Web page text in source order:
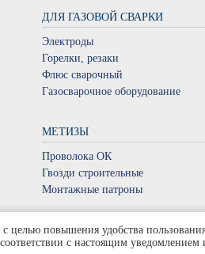
ДЛЯ ГАЗОВОЙ СВАРКИ
Электроды
Горелки, резаки
Флюс сварочный
Газосварочное оборудование
МЕТИЗЫ
Проволока ОК
Гвозди строительные
Монтажные патроны
целью повышения удобства
с настоящим уведомлением